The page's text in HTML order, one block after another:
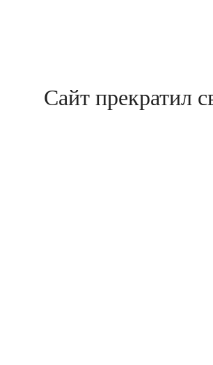
Сайт прекратил